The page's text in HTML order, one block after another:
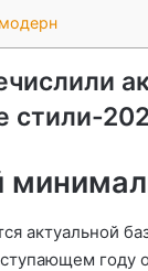
стили-
актуальной
году